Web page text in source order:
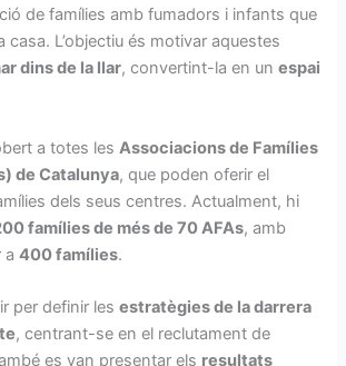
de famílies amb fumadors i infants que
casa. L’objectiu és motivar aquestes
dins de la llar, convertint-la en unespai
a totes lesAssociacions de Famílies
de Catalunya, que poden oferir el
dels seus centres. Actualment, hi
famílies de més de 70 AFAs, amb
a400 famílies.
per definir lesestratègies de la darrera
, centrant-se en el reclutament de
es van presentar els resultats